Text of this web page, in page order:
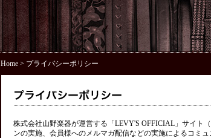
Home> プライバシーポリシー
株式会社山野楽器が運営する「LEVY'S OFFICIAL」サイト
ンの実施、会員様へのメルマガ配信などの実施によるコミ